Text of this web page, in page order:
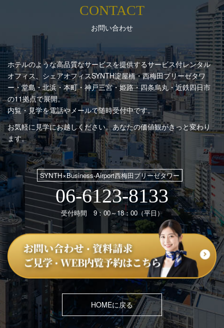
CONTACT
お問い合わせ
ホテルのような高品質なサービスを提供するサービス付レンタル
オフィス、シェアオフィスSYNTH淀屋橋・西梅田ブリーゼタワ
ー・堂島・北浜・本町・神戸三宮・姫路・四条烏丸・近鉄四日市
の11拠点で展開。
内覧・見学を電話やメールで随時受付中です。
お気軽に見学にお越しください。あなたの価値観がきっと変わり
ます。
SYNTH×Business-Airport西梅田ブリーゼタワー
06-6123-8133
受付時間 9：00～18：00（平日）
HOMEに戻る